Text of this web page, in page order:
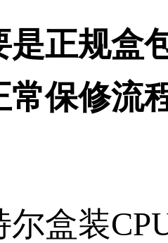
是正规盒
常保修流
尔盒装